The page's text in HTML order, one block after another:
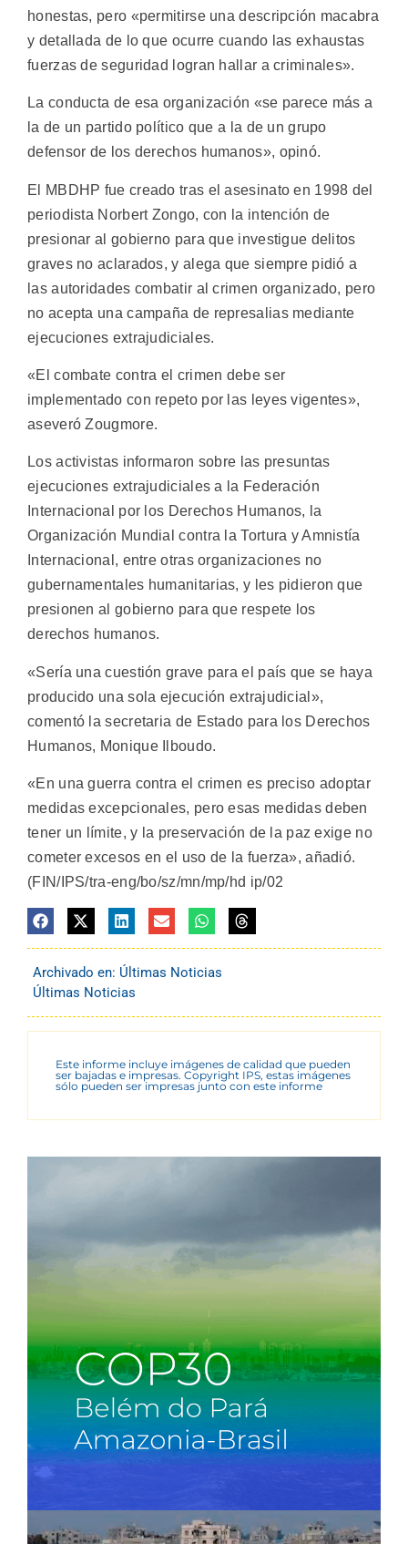
honestas, pero «permitirse una descripción macabra
y detallada de lo que ocurre cuando las exhaustas
fuerzas de seguridad logran hallar a criminales».
La conducta de esa organización «se parece más a
la de un partido político que a la de un grupo
defensor de los derechos humanos», opinó.
El MBDHP fue creado tras el asesinato en 1998 del
periodista Norbert Zongo, con la intención de
presionar al gobierno para que investigue delitos
graves no aclarados, y alega que siempre pidió a
las autoridades combatir al crimen organizado, pero
no acepta una campaña de represalias mediante
ejecuciones extrajudiciales.
«El combate contra el crimen debe ser
implementado con repeto por las leyes vigentes»,
aseveró Zougmore.
Los activistas informaron sobre las presuntas
ejecuciones extrajudiciales a la Federación
Internacional por los Derechos Humanos, la
Organización Mundial contra la Tortura y Amnistía
Internacional, entre otras organizaciones no
gubernamentales humanitarias, y les pidieron que
presionen al gobierno para que respete los
derechos humanos.
«Sería una cuestión grave para el país que se haya
producido una sola ejecución extrajudicial»,
comentó la secretaria de Estado para los Derechos
Humanos, Monique Ilboudo.
«En una guerra contra el crimen es preciso adoptar
medidas excepcionales, pero esas medidas deben
tener un límite, y la preservación de la paz exige no
cometer excesos en el uso de la fuerza», añadió.
(FIN/IPS/tra-eng/bo/sz/mn/mp/hd ip/02
Archivado en: Últimas Noticias
Últimas Noticias
Este informe incluye imágenes de calidad que pueden
ser bajadas e impresas. Copyright IPS, estas imágenes
sólo pueden ser impresas junto con este informe